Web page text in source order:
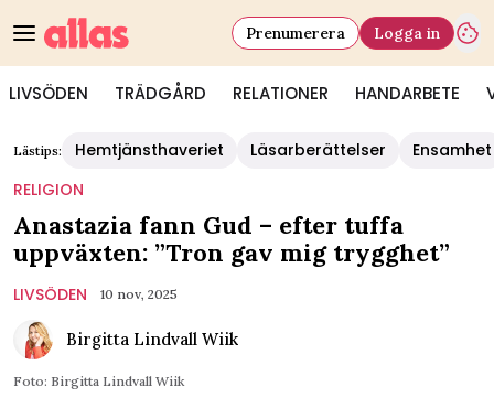
LIVSÖDEN TRÄDGÅRD RELATIONER HANDARBETE
Prenumerera Logga in
Lästips: Hemtjänsthaveriet Läsarberättelser
Ensamhet
RELIGION
Anastazia fann Gud – efter tuffa
uppväxten: ”Tron gav mig trygghet”
LIVSÖDEN 10 nov, 2025
Birgitta Lindvall Wiik
Foto: Birgitta Lindvall Wiik